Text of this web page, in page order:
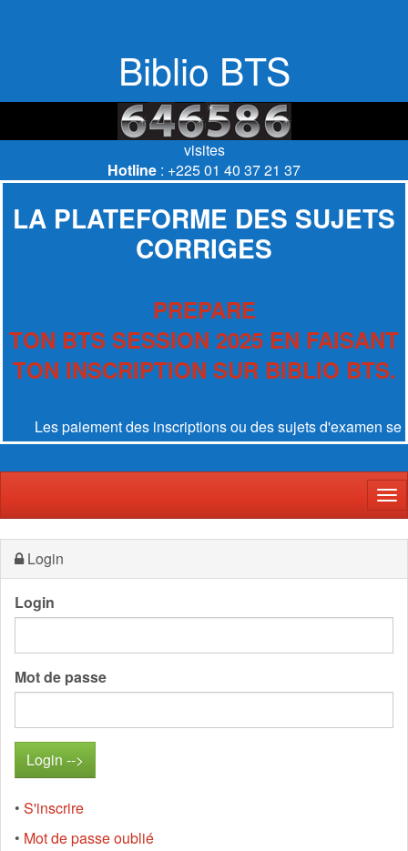
Biblio BTS
visites
Hotline : +225 01 40 37 21 37
LA PLATEFORME DES SUJETS
CORRIGES
PREPARE
TON BTS SESSION 2025 EN FAISANT
TON INSCRIPTION SUR BIBLIO BTS.
Les paiement des inscriptions ou des sujets d'examen se
Login
Login
Mot de passe
• S'inscrire
• Mot de passe oublié